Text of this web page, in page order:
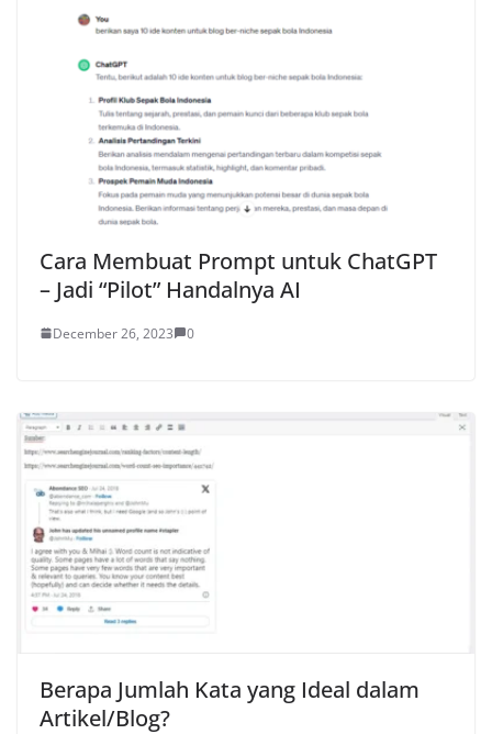
Cara Membuat Prompt untuk ChatGPT
– Jadi “Pilot” Handalnya AI
December 26, 2023 0
Berapa Jumlah Kata yang Ideal dalam
Artikel/Blog?